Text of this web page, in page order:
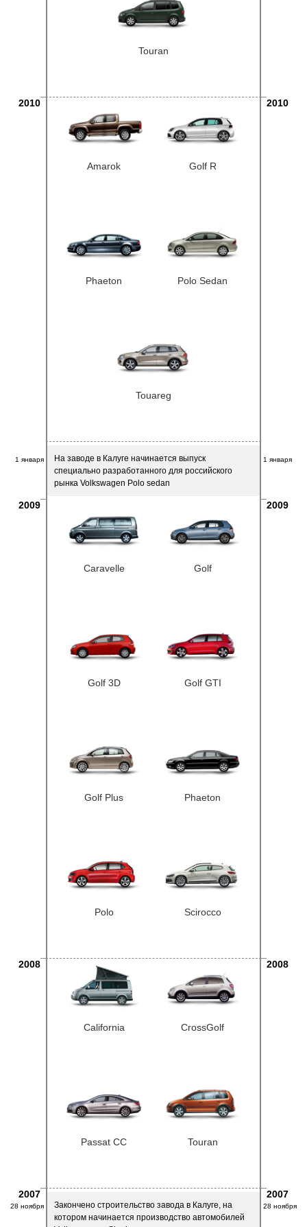
Touran
2010 2010
Amarok Golf R
Phaeton Polo Sedan
Touareg
1 января 1 января
На заводе в Калуге начинается выпуск
специально разработанного для российского
рынка Volkswagen Polo sedan
2009 2009
Caravelle Golf
Golf 3D Golf GTI
Golf Plus Phaeton
Polo Scirocco
2008 2008
California CrossGolf
Passat CC Touran
2007 2007
28 ноября 28 ноября
Закончено строительство завода в Калуге, на
котором начинается производство автомобилей